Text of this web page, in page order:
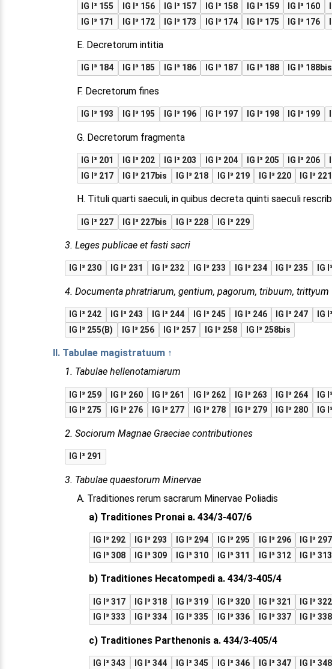
IG I³ 155 IG I³ 156 IG I³ 157 IG I³ 158 IG I³ 159 IG I³ 160
IG I³ 171
IG I³ 172 IG I³ 173 IG I³ 174 IG I³ 175 IG I³ 176
E. Decretorum intitia
IG I³ 184 IG I³ 185 IG I³ 186 IG I³ 187 IG I³ 188 IG I³ 188bis
F. Decretorum fines
IG I³ 193 IG I³ 195 IG I³ 196 IG I³ 197 IG I³ 198 IG I³ 199
G. Decretorum fragmenta
IG I³ 201 IG I³ 202 IG I³ 203 IG I³ 204 IG I³ 205 IG I³ 206
IG I³ 217
IG I³ 217bis IG I³ 218 IG I³ 219 IG I³ 220 IG I³ 221
H. Tituli quarti saeculi, in quibus decreta quinti saeculi
IG I³ 227 IG I³ 227bis IG I³ 228 IG I³ 229
3. Leges publicae et fasti sacri
IG I³ 230 IG I³ 231 IG I³ 232 IG I³ 233 IG I³ 234 IG I³ 235 IG
4. Documenta phratriarum, gentium, pagorum, tribuum, trittyum
IG I³ 242 IG I³ 243 IG I³ 244 IG I³ 245 IG I³ 246 IG I³ 247 IG
IG I³ 255(B)
IG I³ 256 IG I³ 257 IG I³ 258 IG I³ 258bis
II. Tabulae magistratuum ↑
1. Tabulae hellenotamiarum
IG I³ 259 IG I³ 260 IG I³ 261 IG I³ 262 IG I³ 263 IG I³ 264 IG
IG I³ 275
IG I³ 276 IG I³ 277 IG I³ 278 IG I³ 279 IG I³ 280 IG
2. Sociorum Magnae Graeciae contributiones
IG I³ 291
3. Tabulae quaestorum Minervae
A. Traditiones rerum sacrarum Minervae Poliadis
a) Traditiones Pronai a. 434/3-407/6
IG I³ 292 IG I³ 293 IG I³ 294 IG I³ 295 IG I³ 296 IG I³ 297
IG I³ 308
IG I³ 309 IG I³ 310 IG I³ 311 IG I³ 312 IG I³ 313
b) Traditiones Hecatompedi a. 434/3-405/4
IG I³ 317 IG I³ 318 IG I³ 319 IG I³ 320 IG I³ 321 IG I³ 322
IG I³ 333
IG I³ 334 IG I³ 335 IG I³ 336 IG I³ 337 IG I³ 338
c) Traditiones Parthenonis a. 434/3-405/4
IG I³ 343 IG I³ 344 IG I³ 345 IG I³ 346 IG I³ 347 IG I³ 348